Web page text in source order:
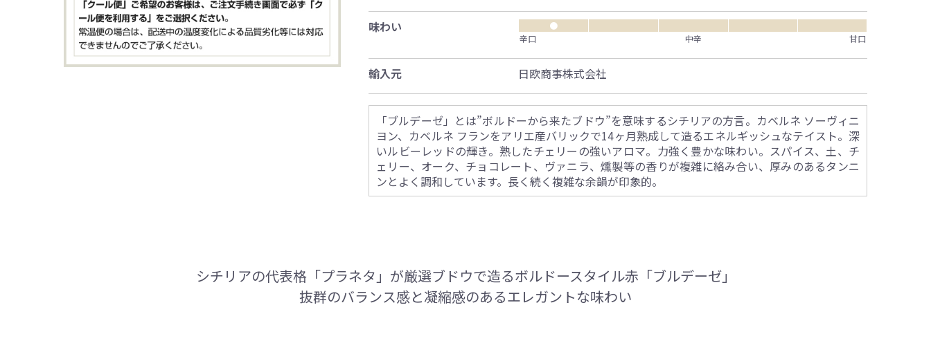
味わい
●
辛口
中辛 甘口
輸入元 日欧商事株式会社
「ブルデーゼ」とは”ボルドーから来たブドウ”を意味するシチリアの方言。カベルネ ソーヴィニ
ヨン、カベルネ フランをアリエ産バリックで14ヶ月熟成して造るエネルギッシュなテイスト。深
いルビーレッドの輝き。熟したチェリーの強いアロマ。力強く豊かな味わい。スパイス、土、チ
ェリー、オーク、チョコレート、ヴァニラ、燻製等の香りが複雑に絡み合い、厚みのあるタンニ
ンとよく調和しています。長く続く複雑な余韻が印象的。
シチリアの代表格「プラネタ」が厳選ブドウで造るボルドースタイル赤「ブルデーゼ」
抜群のバランス感と凝縮感のあるエレガントな味わい